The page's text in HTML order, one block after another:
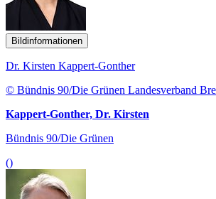
Bildinformationen
Dr. Kirsten Kappert-Gonther
© Bündnis 90/Die Grünen Landesverband
Kappert-Gonther, Dr. Kirsten
Bündnis 90/Die Grünen
()